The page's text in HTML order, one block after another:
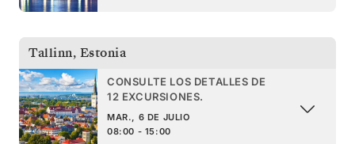
Tallinn, Estonia
CONSULTE LOS DETALLES DE
12 EXCURSIONES.
MAR., 6 DE JULIO
08:00 - 15:00